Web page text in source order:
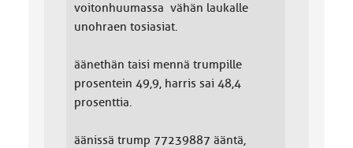
voitonhuumassa vähän laukalle
unohraen tosiasiat.
äänethän taisi mennä trumpille
prosentein 49,9, harris sai 48,4
prosenttia.
äänissä trump 77239887 ääntä,